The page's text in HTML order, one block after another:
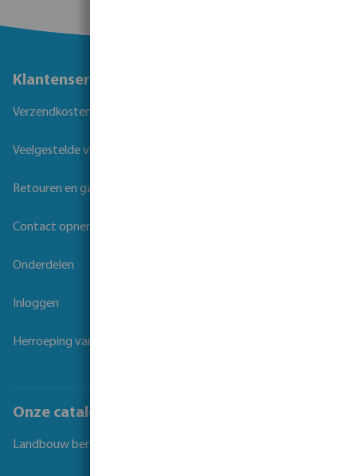
Klantenservice
Verzendkosten
Veelgestelde vragen
Retouren en garantie
Contact opnemen
Onderdelen
Inloggen
Herroeping van overeenkomst
Onze catalogi
Landbouw beregening